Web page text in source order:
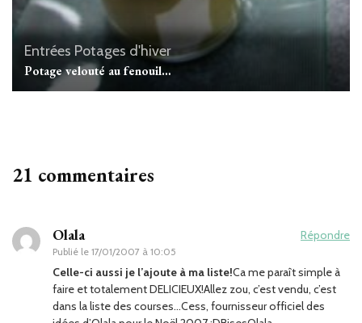
Entrées Potages d'hiver
Potage velouté au fenouil…
21 commentaires
Olala
Publié le 17/01/2007 à 10:05
Répondre
Celle-ci aussi je l’ajoute à ma liste!Ca me paraît simple à
faire et totalement DELICIEUX!Allez zou, c’est vendu, c’est
dans la liste des courses…Cess, fournisseur officiel des